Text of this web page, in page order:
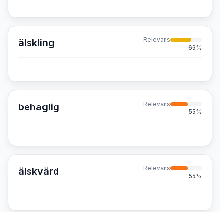
älskling
Relevans
66%
behaglig
Relevans
55%
älskvärd
Relevans
55%